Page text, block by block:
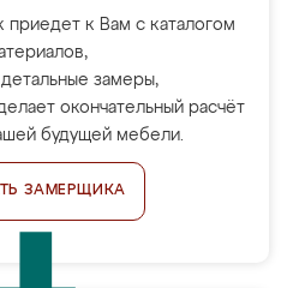
к Вам с каталогом
замеры,
окончательный расчёт
будущей мебели.
ЗАМЕРЩИКА